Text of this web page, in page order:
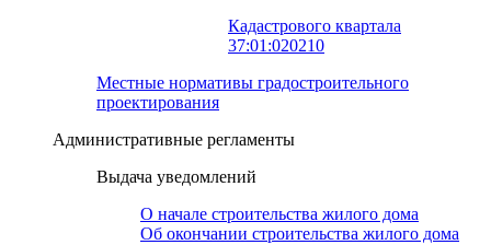
Кадастрового квартала
37:01:020210
Местные нормативы градостроительного
проектирования
Административные регламенты
Выдача уведомлений
О начале строительства жилого дома
Об окончании строительства жилого дома